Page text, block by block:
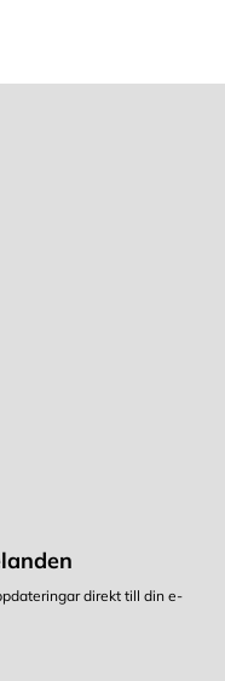
direkt till din e-